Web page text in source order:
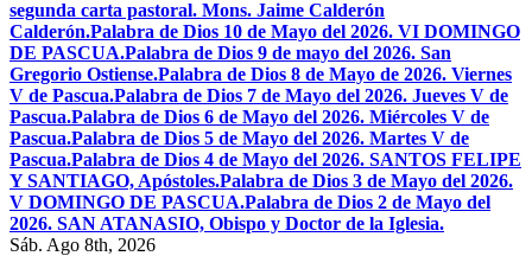
segunda carta pastoral. Mons. Jaime Calderón
Calderón.Palabra de Dios 10 de Mayo del 2026. VI DOMINGO
DE PASCUA.Palabra de Dios 9 de mayo del 2026. San
Gregorio Ostiense.Palabra de Dios 8 de Mayo de 2026. Viernes
V de Pascua.Palabra de Dios 7 de Mayo del 2026. Jueves V de
Pascua.Palabra de Dios 6 de Mayo del 2026. Miércoles V de
Pascua.Palabra de Dios 5 de Mayo del 2026. Martes V de
Pascua.Palabra de Dios 4 de Mayo del 2026. SANTOS FELIPE
Y SANTIAGO, Apóstoles.Palabra de Dios 3 de Mayo del 2026.
V DOMINGO DE PASCUA.Palabra de Dios 2 de Mayo del
2026. SAN ATANASIO, Obispo y Doctor de la Iglesia.
Sáb. Ago 8th, 2026